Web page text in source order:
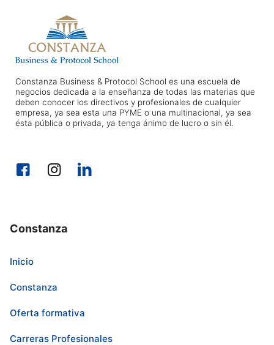
Constanza Business & Protocol School es una escuela de
negocios dedicada a la enseñanza de todas las materias que
deben conocer los directivos y profesionales de cualquier
empresa, ya sea esta una PYME o una multinacional, ya sea
ésta pública o privada, ya tenga ánimo de lucro o sin él.
Constanza
Inicio
Constanza
Oferta formativa
Carreras Profesionales